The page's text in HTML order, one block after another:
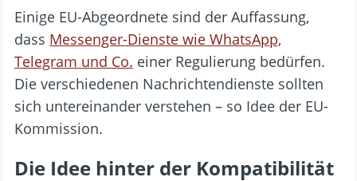
Einige EU-Abgeordnete sind der Auffassung,
dass Messenger-Dienste wie WhatsApp,
Telegram und Co. einer Regulierung bedürfen.
Die verschiedenen Nachrichtendienste sollten
sich untereinander verstehen – so Idee der EU-
Kommission.
Die Idee hinter der Kompatibilität